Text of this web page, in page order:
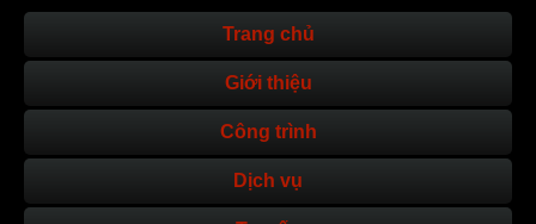
Trang chủ
Giới thiệu
Công trình
Dịch vụ